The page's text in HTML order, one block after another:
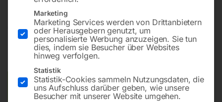
120,00
inkl. MwSt. zzgl.Versandkosten
Lieferzeit:ca. 2 - 3 Tage
Versandkosten Standard (Österreich): €10,00
Bitte beachten Sie: Die Versandkosten gelten für Österreich.
Marketing
Marketing Services werden von Drittanbietern
oder Herausgebern genutzt, um
personalisierte Werbung anzuzeigen. Sie tun
dies, indem sie Besucher über Websites
hinweg verfolgen.
Statistik
Statistik-Cookies sammeln Nutzungsdaten, die
uns Aufschluss darüber geben, wie unsere
Besucher mit unserer Website umgehen.